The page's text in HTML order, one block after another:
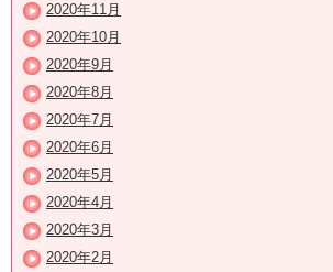
2020年11月
2020年10月
2020年9月
2020年8月
2020年7月
2020年6月
2020年5月
2020年4月
2020年3月
2020年2月